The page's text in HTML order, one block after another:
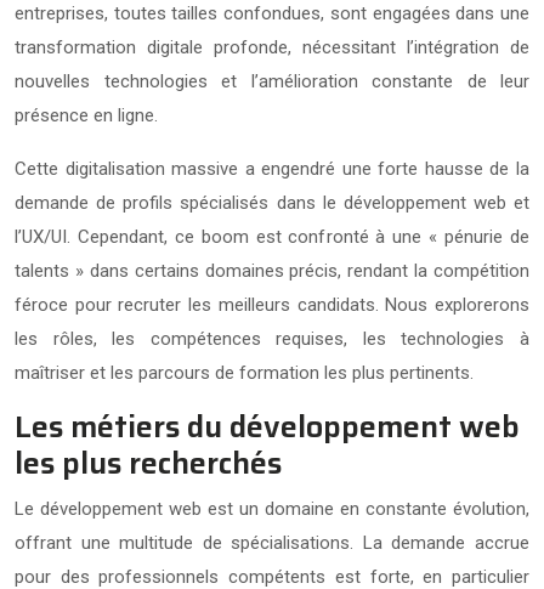
entreprises, toutes tailles confondues, sont engagées dans une
transformation digitale profonde, nécessitant l’intégration de
nouvelles technologies et l’amélioration constante de leur
présence en ligne.
Cette digitalisation massive a engendré une forte hausse de la
demande de profils spécialisés dans le développement web et
l’UX/UI. Cependant, ce boom est confronté à une « pénurie de
talents » dans certains domaines précis, rendant la compétition
féroce pour recruter les meilleurs candidats. Nous explorerons
les rôles, les compétences requises, les technologies à
maîtriser et les parcours de formation les plus pertinents.
Les métiers du développement web
les plus recherchés
Le développement web est un domaine en constante évolution,
offrant une multitude de spécialisations. La demande accrue
pour des professionnels compétents est forte, en particulier